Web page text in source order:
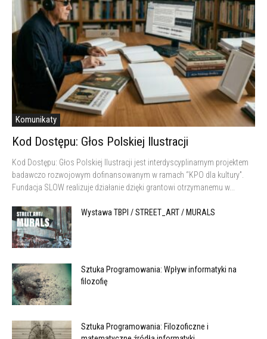
Komunikaty
Kod Dostępu: Głos Polskiej Ilustracji
Kod Dostępu: Głos Polskiej Ilustracji jest interdyscyplinarnym projektem
badawczo rozwojowym dofinansowanym w ramach “KPO dla kultury”.
Fundacja SLOW realizuje działanie dzięki grantowi otrzymanemu w...
Wystawa TBPI / STREET_ART / MURALS
Sztuka Programowania: Wpływ informatyki na
filozofię
Sztuka Programowania: Filozoficzne i